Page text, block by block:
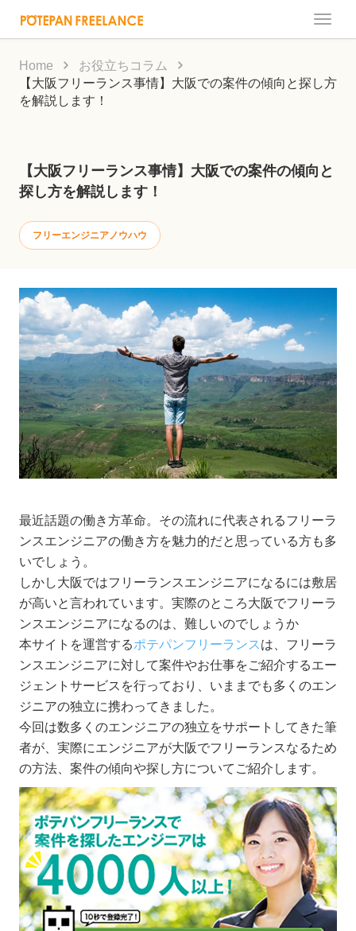
Toggle
Home
お役立ちコラム
【大阪フリーランス事情】大阪での案件の傾向と探し方
を解説します！
【大阪フリーランス事情】大阪での案件の傾向と
探し方を解説します！
フリーエンジニアノウハウ
最近話題の働き方革命。その流れに代表されるフリーラ
ンスエンジニアの働き方を魅力的だと思っている方も多
いでしょう。
しかし大阪ではフリーランスエンジニアになるには敷居
が高いと言われています。実際のところ大阪でフリーラ
ンスエンジニアになるのは、難しいのでしょうか
本サイトを運営するポテパンフリーランス は、フリーラ
ンスエンジニアに対して案件やお仕事をご紹介するエー
ジェントサービスを行っており、いままでも多くのエン
ジニアの独立に携わってきました。
今回は数多くのエンジニアの独立をサポートしてきた筆
者が、実際にエンジニアが大阪でフリーランスなるため
の方法、案件の傾向や探し方についてご紹介します。